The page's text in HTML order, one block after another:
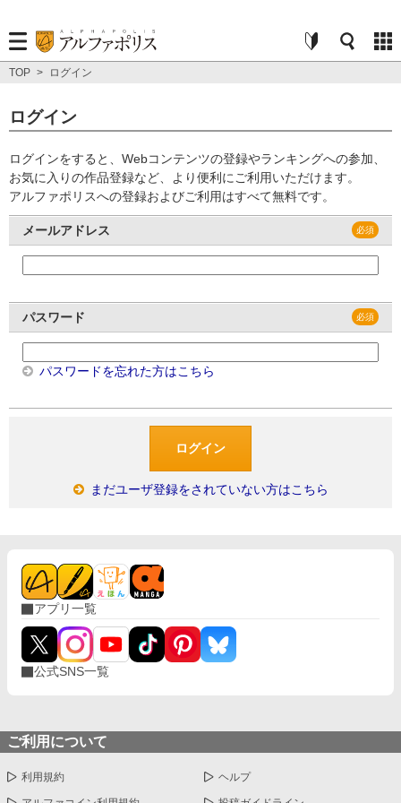
TOP > ログイン
ログイン
ログインをすると、Webコンテンツの登録やランキングへの参加、
お気に入りの作品登録など、より便利にご利用いただけます。
アルファポリスへの登録およびご利用はすべて無料です。
メールアドレス
パスワード
パスワードを忘れた方はこちら
まだユーザ登録をされていない方はこちら
アプリ一覧
公式SNS一覧
ご利用について
利用規約 ヘルプ